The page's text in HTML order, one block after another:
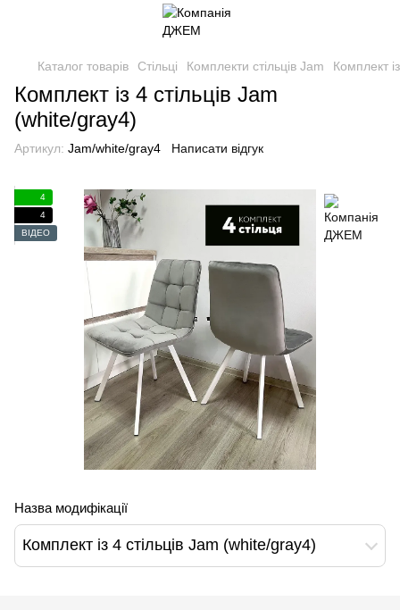
Каталог товарів Стільці Комплекти стільців Jam Комплект
Комплект із 4 стільців Jam
(white/gray4)
Артикул: Jam/white/gray4 Написати відгук
4
4
ВІДЕО
Назва модифікації
Комплект із 4 стільців Jam (white/gray4)